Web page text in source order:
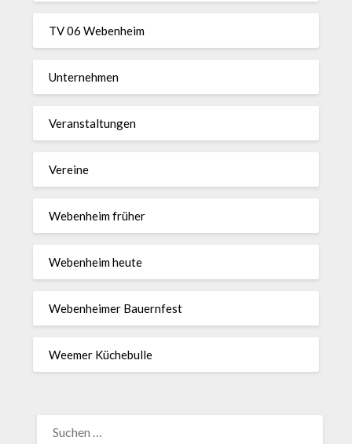
TV 06 Webenheim
Unternehmen
Veranstaltungen
Vereine
Webenheim früher
Webenheim heute
Webenheimer Bauernfest
Weemer Küchebulle
NACH: